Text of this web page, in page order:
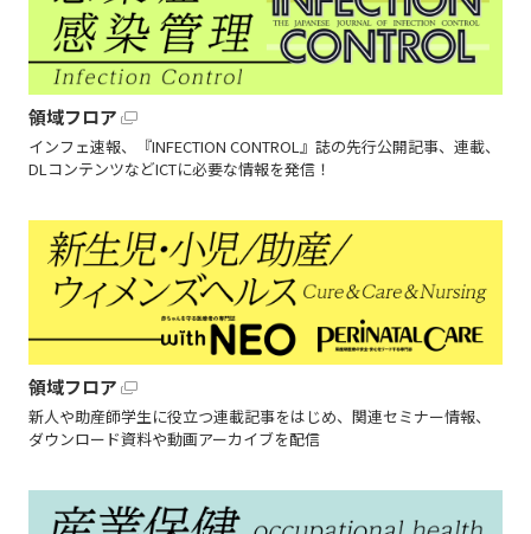
領域フロア
インフェ速報、『INFECTION CONTROL』誌の先行公開記事、連載、
DLコンテンツなどICTに必要な情報を発信！
領域フロア
新人や助産師学生に役立つ連載記事をはじめ、関連セミナー情報、
ダウンロード資料や動画アーカイブを配信